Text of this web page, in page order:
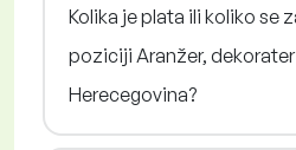
Kolika je plata ili koliko se
poziciji Aranžer,
Herecegovina?